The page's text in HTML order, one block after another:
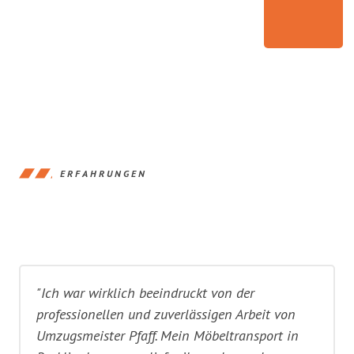
ERFAHRUNGEN
"Ich war wirklich beeindruckt von der
professionellen und zuverlässigen Arbeit von
Umzugsmeister Pfaff. Mein Möbeltransport in